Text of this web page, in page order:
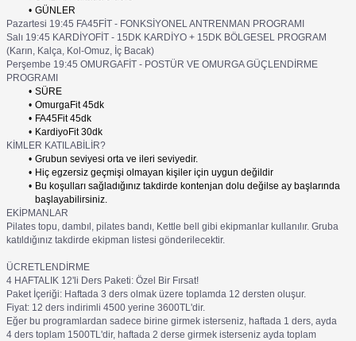
GÜNLER
Pazartesi 19:45 FA45FİT - FONKSİYONEL ANTRENMAN PROGRAMI
Salı 19:45 KARDİYOFİT - 15DK KARDİYO + 15DK BÖLGESEL PROGRAM
(Karın, Kalça, Kol-Omuz, İç Bacak)
Perşembe 19:45 OMURGAFİT - POSTÜR VE OMURGA GÜÇLENDİRME
PROGRAMI
SÜRE
OmurgaFit 45dk
FA45Fit 45dk
KardiyoFit 30dk
KİMLER KATILABİLİR?
Grubun seviyesi orta ve ileri seviyedir.
Hiç egzersiz geçmişi olmayan kişiler için uygun değildir
Bu koşulları sağladığınız takdirde kontenjan dolu değilse ay başlarında
başlayabilirsiniz.
EKİPMANLAR
Pilates topu, dambıl, pilates bandı, Kettle bell gibi ekipmanlar kullanılır. Gruba
katıldığınız takdirde ekipman listesi gönderilecektir.
ÜCRETLENDİRME
4 HAFTALIK 12'li Ders Paketi: Özel Bir Fırsat!
Paket İçeriği: Haftada 3 ders olmak üzere toplamda 12 dersten oluşur.
Fiyat: 12 ders indirimli 4500 yerine 3600TL'dir.
Eğer bu programlardan sadece birine girmek isterseniz, haftada 1 ders, ayda
4 ders toplam 1500TL'dir, haftada 2 derse girmek isterseniz ayda toplam